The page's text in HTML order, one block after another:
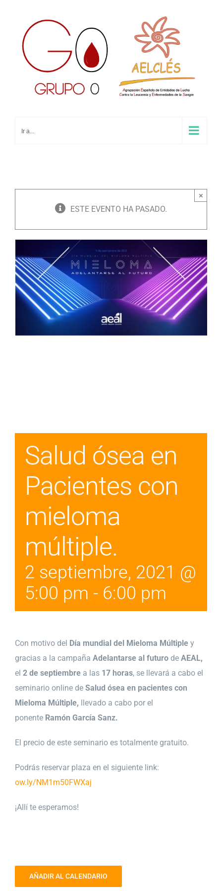
contenido
Ir a...
ESTE EVENTO HA PASADO.
×
Salud ósea en
Pacientes con
mieloma
múltiple.
2 septiembre, 2021 @
5:00 pm - 6:00 pm
Con motivo del Día mundial del Mieloma Múltiple y
gracias a la campaña Adelantarse al futuro de AEAL,
el 2 de septiembre a las 17 horas, se llevará a cabo el
seminario online de Salud ósea en pacientes con
Mieloma Múltiple, llevado a cabo por el
ponente Ramón García Sanz.
El precio de este seminario es totalmente gratuito.
Podrás reservar plaza en el siguiente link:
ow.ly/NM1m50FWXaj
¡Allí te esperamos!
AÑADIR AL CALENDARIO